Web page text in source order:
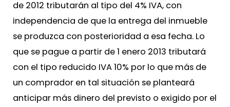
de 2012 tributarán al tipo del 4% IVA, con
independencia de que la entrega del inmueble
se produzca con posterioridad a esa fecha. Lo
que se pague a partir de 1 enero 2013 tributará
con el tipo reducido IVA 10% por lo que más de
un comprador en tal situación se planteará
anticipar más dinero del previsto o exigido por el